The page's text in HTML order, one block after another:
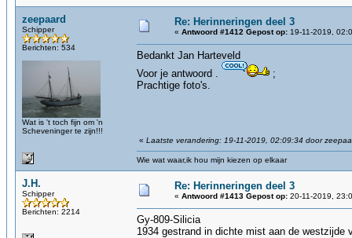
zeepaard
Schipper
Berichten: 534
Wat is 't toch fijn om 'n
Scheveninger te zijn!!!
Re: Herinneringen deel 3
« Antwoord #1412 Gepost op: 19-11-2019,
Bedankt Jan Harteveld
Voor je antwoord .
;
Prachtige foto's.
« Laatste verandering: 19-11-2019, 02:09:34 door
Wie wat waar,ik hou mijn kiezen op elkaar
J.H.
Schipper
Berichten: 2214
Re: Herinneringen deel 3
« Antwoord #1413 Gepost op: 20-11-2019,
Gy-809-Silicia
1934 gestrand in dichte mist aan de westzijde